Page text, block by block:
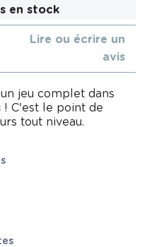
en stock
Lire ou écrire un
avis
jeu complet dans
! C'est le point de
tout niveau.